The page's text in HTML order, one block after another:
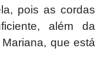
pois as cordas
além da
que está